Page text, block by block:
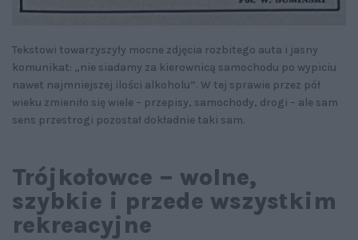
Tekstowi towarzyszyły mocne zdjęcia rozbitego auta i jasny
komunikat: „nie siadamy za kierownicą samochodu po wypiciu
nawet najmniejszej ilości alkoholu”. W tej sprawie przez pół
wieku zmieniło się wiele – przepisy, samochody, drogi – ale sam
sens przestrogi pozostał dokładnie taki sam.
Trójkołowce – wolne,
szybkie i przede wszystkim
rekreacyjne